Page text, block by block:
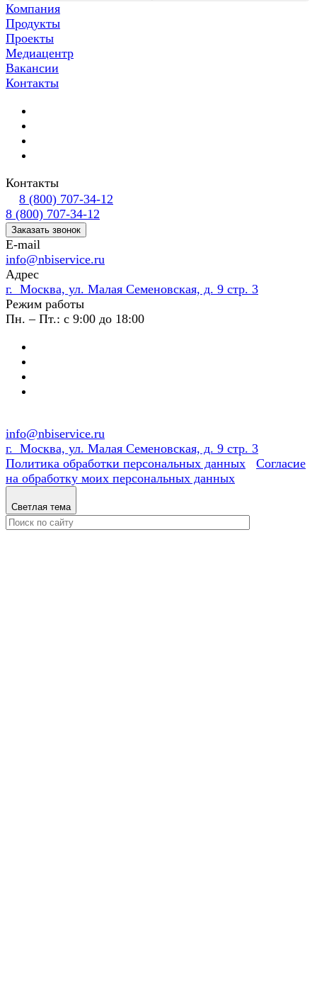
Компания
Продукты
Проекты
Медиацентр
Вакансии
Контакты
Контакты
8 (800) 707-34-12
8 (800) 707-34-12
Заказать звонок
E-mail
info@nbiservice.ru
Адрес
г. Москва, ул. Малая Семеновская, д. 9 стр. 3
Режим работы
Пн. – Пт.: с 9:00 до 18:00
info@nbiservice.ru
г. Москва, ул. Малая Семеновская, д. 9 стр. 3
Политика обработки персональных данных
Согласие
на обработку моих персональных данных
Светлая тема